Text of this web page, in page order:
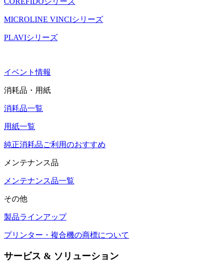
MICROLINE VINCIシリーズ
PLAVIシリーズ
イベント情報
消耗品・用紙
消耗品一覧
用紙一覧
純正消耗品ご利用のおすすめ
メンテナンス品
メンテナンス品一覧
その他
製品ラインアップ
プリンター・複合機の商標について
サービス & ソリューション